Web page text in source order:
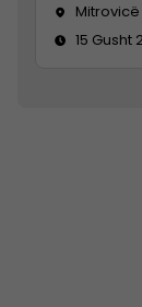
Mitrovicë
15 Gusht